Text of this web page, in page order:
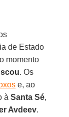
de Estado
momento
. Os
e, ao
àSanta Sé,
Avdeev.